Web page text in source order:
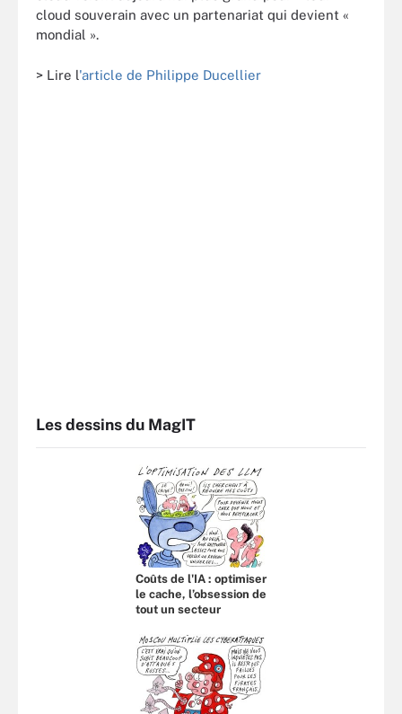
cloud souverain avec un partenariat qui devient «
mondial ».
> Lire l'article de Philippe Ducellier
Les dessins du MagIT
Coûts de l'IA : optimiser
le cache, l’obsession de
tout un secteur